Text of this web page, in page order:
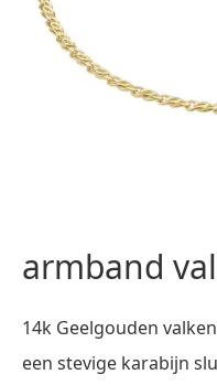
armband
14k Geelgouden
een stevige karabijn